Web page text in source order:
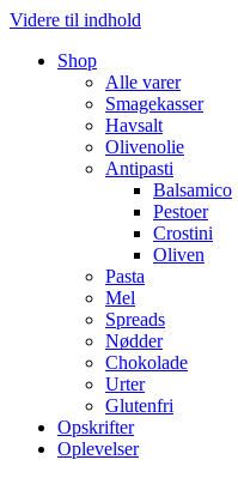
Videre til indhold
Shop
Alle varer
Smagekasser
Havsalt
Olivenolie
Antipasti
Balsamico
Pestoer
Crostini
Oliven
Pasta
Mel
Spreads
Nødder
Chokolade
Urter
Glutenfri
Opskrifter
Oplevelser